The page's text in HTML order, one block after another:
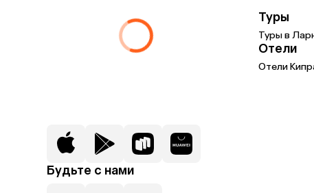
Будьте с нами
Туры
Туры в
Отели
Отели